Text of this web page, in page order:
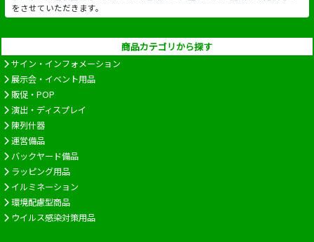
をさせていただきます。
商品カテゴリから探す
サイン・インフォメーション
展示会・イベント用品
販促・POP
演出・ディスプレイ
陳列什器
運営備品
バックヤード備品
ラッピング用品
イルミネーション
環境配慮型商品
ウイルス感染対策用品